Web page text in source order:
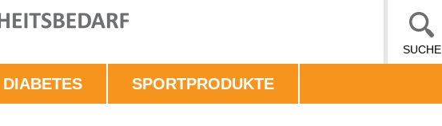
SUCHE
DIABETES SPORTPRODUKTE